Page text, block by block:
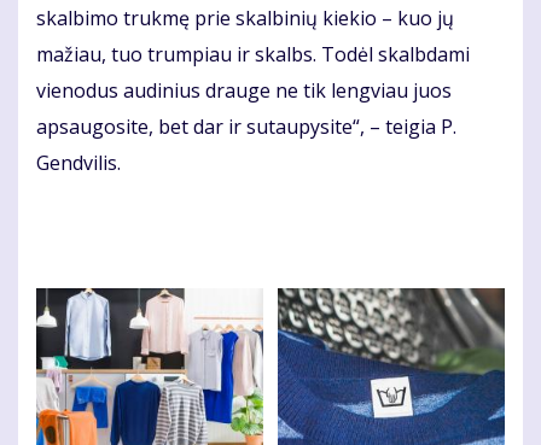
skalbimo trukmę prie skalbinių kiekio – kuo jų
mažiau, tuo trumpiau ir skalbs. Todėl skalbdami
vienodus audinius drauge ne tik lengviau juos
apsaugosite, bet dar ir sutaupysite“, – teigia P.
Gendvilis.